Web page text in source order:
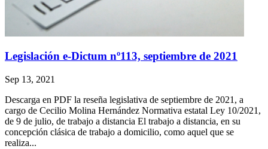
Legislación e-Dictum nº113, septiembre de 2021
Sep 13, 2021
Descarga en PDF la reseña legislativa de septiembre de 2021, a
cargo de Cecilio Molina Hernández Normativa estatal Ley 10/2021,
de 9 de julio, de trabajo a distancia El trabajo a distancia, en su
concepción clásica de trabajo a domicilio, como aquel que se
realiza...